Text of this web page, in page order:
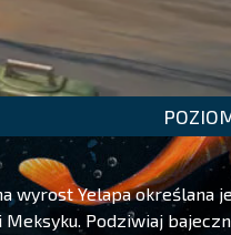
wyrost Yelapa określana
Podziwiaj